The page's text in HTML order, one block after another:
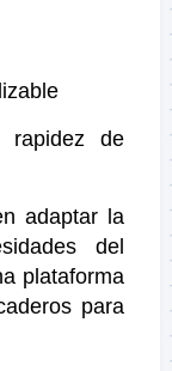
rapidez de
adaptar la
del
plataforma
para